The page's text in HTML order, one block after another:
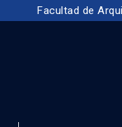
Facultad de